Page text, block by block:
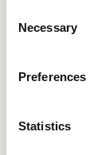
Selection
Necessary
Preferences
Statistics
CRIBA603